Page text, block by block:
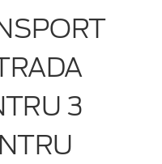
3